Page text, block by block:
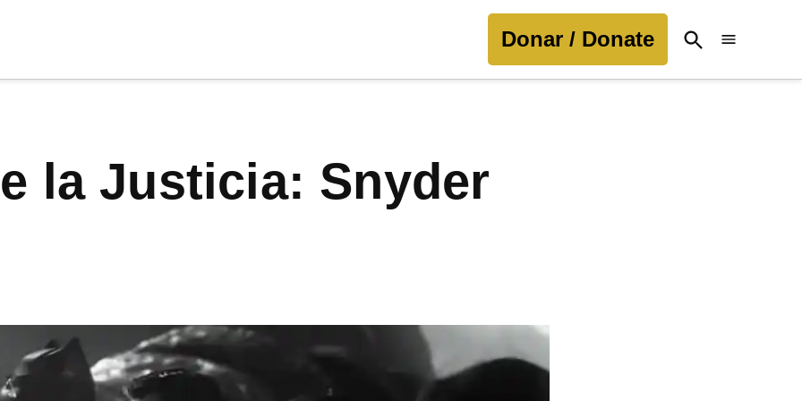
Donar
Donar / Donate
Open
Search